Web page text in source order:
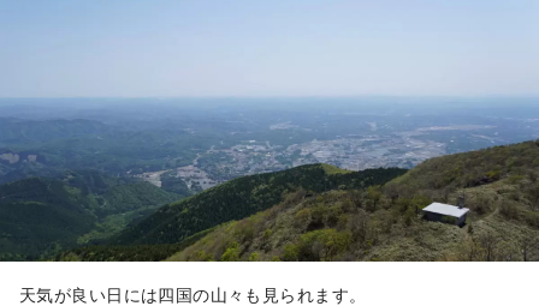
天気が良い日には四国の山々も見られます。